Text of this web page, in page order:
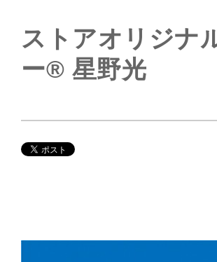
ストアオリジナ
ー® 星野光